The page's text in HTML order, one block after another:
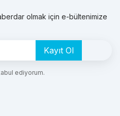
olmak için e-bültenimize
Kayıt Ol
ediyorum.